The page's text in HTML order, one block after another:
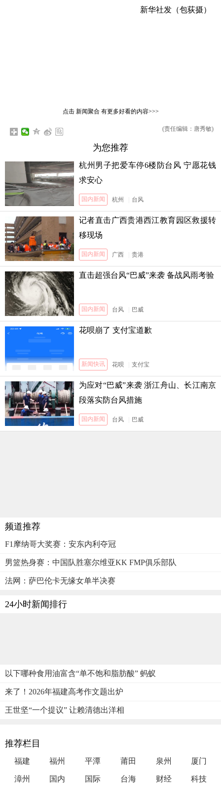
新华社发（包荻摄）
点击 新闻聚合有更多好看的内容>>>
(责任编辑：唐秀敏)
为您推荐
杭州男子把爱车停6楼防台风 宁愿花钱
求安心
国内新闻 杭州 台风
记者直击广西贵港西江教育园区救援转
移现场
国内新闻 广西 贵港
直击超强台风“巴威”来袭 备战风雨考验
国内新闻 台风 巴威
花呗崩了 支付宝道歉
新闻快讯 花呗 支付宝
为应对“巴威”来袭 浙江舟山、长江南京
段落实防台风措施
国内新闻 台风 巴威
频道推荐
F1摩纳哥大奖赛：安东内利夺冠
男篮热身赛：中国队胜塞尔维亚KK FMP俱乐部队
法网：萨巴伦卡无缘女单半决赛
24小时新闻排行
以下哪种食用油富含“单不饱和脂肪酸” 蚂蚁
来了！2026年福建高考作文题出炉
王世坚“一个提议” 让赖清德出洋相
推荐栏目
福建 福州 平潭 莆田 泉州 厦门
漳州 国内 国际 台海 财经 科技